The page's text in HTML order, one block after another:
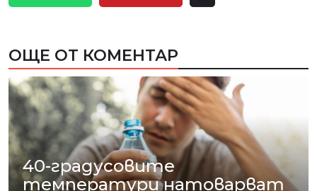
ОЩЕ ОТ КОМЕНТАР
40-градусовите
температури натоварват